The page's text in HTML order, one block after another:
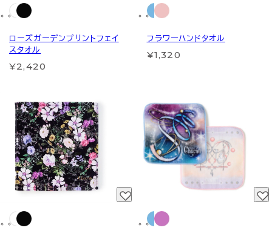
ローズガーデンプリントフェイ
スタオル
¥2,420
フラワーハンドタオル
¥1,320